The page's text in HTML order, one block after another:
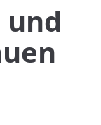
und